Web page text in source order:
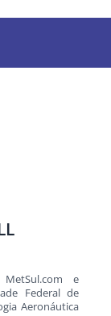
e
Federal de
Aeronáutica